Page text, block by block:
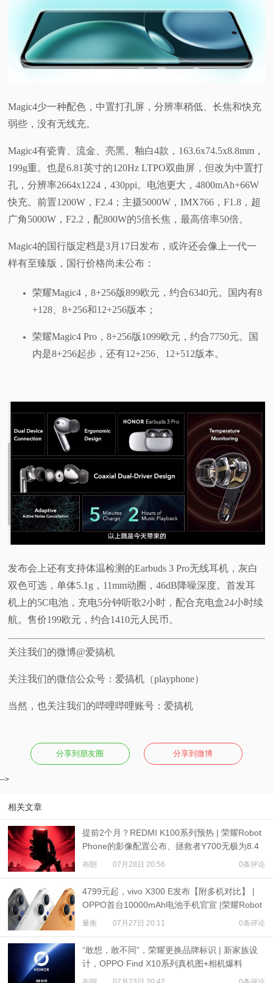
Magic4少一种配色，中置打孔屏，分辨率稍低、长焦和快充
弱些，没有无线充。
Magic4有瓷青、流金、亮黑、釉白4款，163.6x74.5x8.8mm，
199g重。也是6.81英寸的120Hz LTPO双曲屏，但改为中置打
孔，分辨率2664x1224，430ppi。电池更大，4800mAh+66W
快充。前置1200W，F2.4；主摄5000W，IMX766，F1.8，超
广角5000W，F2.2，配800W的5倍长焦，最高倍率50倍。
Magic4的国行版定档是3月17日发布，或许还会像上一代一
样有至臻版，国行价格尚未公布：
荣耀Magic4，8+256版899欧元，约合6340元。国内有8
+128、8+256和12+256版本；
荣耀Magic4 Pro，8+256版1099欧元，约合7750元。国
内是8+256起步，还有12+256、12+512版本。
发布会上还有支持体温检测的Earbuds 3 Pro无线耳机，灰白
双色可选，单体5.1g，11mm动圈，46dB降噪深度。首发耳
机上的5C电池，充电5分钟听歌2小时，配合充电盒24小时续
航。售价199欧元，约合1410元人民币。
关注我们的微博@爱搞机
关注我们的微信公众号：爱搞机（playphone）
当然，也关注我们的哔哩哔哩账号：爱搞机
分享到朋友圈 分享到微博
-->
相关文章
提前2个月？REDMI K100系列预热 | 荣耀Robot
Phone的影像配置公布、拯救者Y700无极为8.4
英寸屏
布朗 07月28日 20:56 0条评论
4799元起，vivo X300 E发布【附多机对比】 |
OPPO首台10000mAh电池手机官宣 |荣耀Robot
Phone定档
量衡 07月27日 20:11 0条评论
“敢想，敢不同”，荣耀更换品牌标识 | 新家族设
计，OPPO Find X10系列真机图+相机爆料